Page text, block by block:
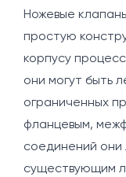
Ножевые
простую
корпусу
они могут быть
ограниченных
фланцевым,
соединений они
существующим